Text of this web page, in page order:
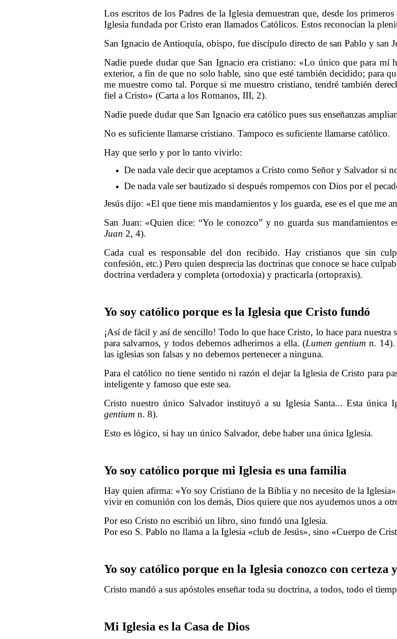
Los escritos de los Padres de la Iglesia demuestran que, desde los
Iglesia fundada por Cristo eran llamados Católicos. Estos reconocían la
San Ignacio de Antioquía, obispo, fue discípulo directo de san Pablo y san
Nadie puede dudar que San Ignacio era cristiano: «Lo único que para mí
exterior, a fin de que no solo hable, sino que esté también decidido; para
me muestre como tal. Porque si me muestro cristiano, tendré también
fiel a Cristo» (Carta a los Romanos, III, 2).
Nadie puede dudar que San Ignacio era católico pues sus enseñanzas
No es suficiente llamarse cristiano. Tampoco es suficiente llamarse católico.
Hay que serlo y por lo tanto vivirlo:
De nada vale decir que aceptamos a Cristo como Señor y Salvador si
De nada vale ser bautizado si después rompemos con Dios por el
Jesús dijo: «El que tiene mis mandamientos y los guarda, ese es el que me
San Juan: «Quien dice: “Yo le conozco” y no guarda sus mandamientos
Juan 2, 4).
Cada cual es responsable del don recibido. Hay cristianos que sin
confesión, etc.) Pero quien desprecia las doctrinas que conoce se hace
doctrina verdadera y completa (ortodoxia) y practicarla (ortopraxis).
Yo soy católico porque es la Iglesia que Cristo fundó
¡Así de fácil y así de sencillo! Todo lo que hace Cristo, lo hace para
para salvarnos, y todos debemos adherirnos a ella. (Lumen gentium n. 14).
las iglesias son falsas y no debemos pertenecer a ninguna.
Para el católico no tiene sentido ni razón el dejar la Iglesia de Cristo para
inteligente y famoso que este sea.
Cristo nuestro único Salvador instituyó a su Iglesia Santa... Esta única
gentium n. 8).
Esto es lógico, si hay un único Salvador, debe haber una única Iglesia.
Yo soy católico porque mi Iglesia es una familia
Hay quien afirma: «Yo soy Cristiano de la Biblia y no necesito de la
vivir en comunión con los demás, Dios quiere que nos ayudemos unos a
Por eso Cristo no escribió un libro, sino fundó una Iglesia.
Por eso S. Pablo no llama a la Iglesia «club de Jesús», sino «Cuerpo de
Yo soy católico porque en la Iglesia conozco con
Cristo mandó a sus apóstoles enseñar toda su doctrina, a todos, todo el
Mi Iglesia es la Casa de Dios